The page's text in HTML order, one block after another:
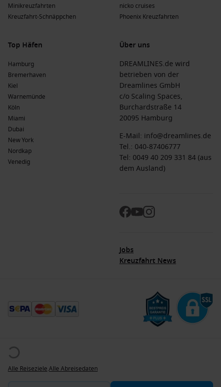
Alle Reiseziele.Alle Abreisedaten
Minikreuzfahrten
Kreuzfahrt-Schnäppchen
nicko cruises
Phoenix Kreuzfahrten
Top Häfen
Hamburg
Bremerhaven
Kiel
Warnemünde
Köln
Miami
Dubai
New York
Nordkap
Venedig
Über uns
DREAMLINES.de wird
betrieben von der
Dreamlines GmbH
c/o Scaling Spaces,
Burchardstraße 14
20095 Hamburg
E-Mail: info@dreamlines.de
Tel.: 040-87406777
Tel: 0049 40 209 331 84 (aus
dem Ausland)
Jobs
Kreuzfahrt News
sind urheberrechtlich geschützt und dürfen nicht ohne Erlaubnis verwendet werden.